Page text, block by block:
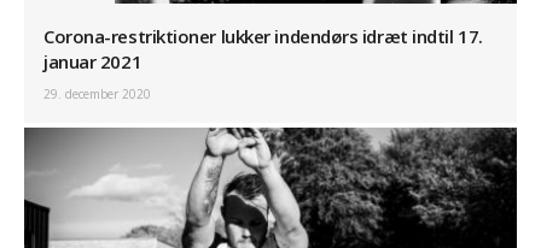
Corona-restriktioner lukker indendørs idræt indtil 17.
januar 2021
29. december 2020